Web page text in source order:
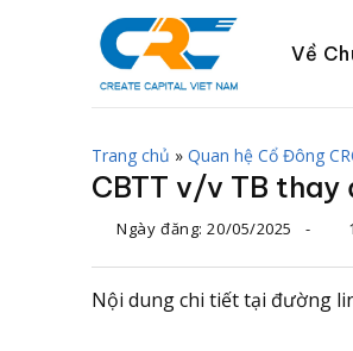
Về
Trang chủ » Quan hệ Cổ Đông
CBTT v/v TB thay
Ngày đăng:20/05/2025 -
Nội dung chi tiết tại đường